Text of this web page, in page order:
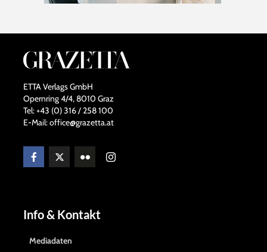
ETTA Verlags GmbH
Opernring 4/4, 8010 Graz
Tel: +43 (0) 316 / 258 100
E-Mail: office@grazetta.at
Info & Kontakt
Mediadaten